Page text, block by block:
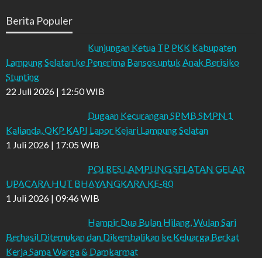
Berita Populer
Kunjungan Ketua TP PKK Kabupaten
Lampung Selatan ke Penerima Bansos untuk Anak Berisiko
Stunting
22 Juli 2026 | 12:50 WIB
Dugaan Kecurangan SPMB SMPN 1
Kalianda, OKP KAPI Lapor Kejari Lampung Selatan
1 Juli 2026 | 17:05 WIB
POLRES LAMPUNG SELATAN GELAR
UPACARA HUT BHAYANGKARA KE-80
1 Juli 2026 | 09:46 WIB
Hampir Dua Bulan Hilang, Wulan Sari
Berhasil Ditemukan dan Dikembalikan ke Keluarga Berkat
Kerja Sama Warga & Damkarmat